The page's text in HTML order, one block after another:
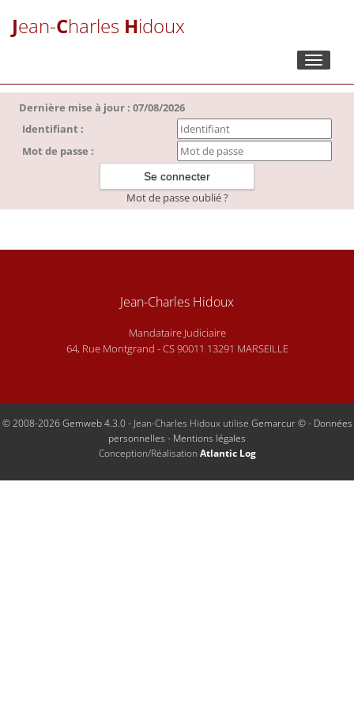
Jean-Charles Hidoux
Toggle
Dernière mise à jour : 07/08/2026
Identifiant :
Mot de passe :
Mot de passe oublié ?
Jean-Charles Hidoux
Mandataire Judiciaire
64, Rue Montgrand - CS 90011 13291 MARSEILLE
© 2008-2026 Gemweb 4.3.0- Jean-Charles Hidoux utilise Gemarcur ©- Données
personnelles - Mentions légales
Conception/Réalisation Atlantic Log